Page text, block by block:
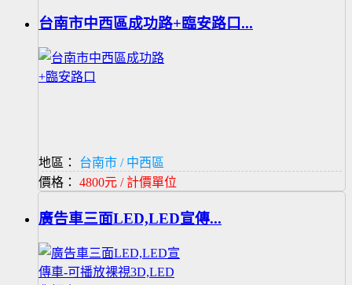
台南市中西區成功路+臨安路口...
地區：
台南市 / 中西區
價格： 4800元 / 計價單位
廣告車三面LED,LED宣傳...